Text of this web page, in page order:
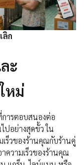
ลิก
ะ
หม่
ารตอบสนองต่อ
ปอย่างสุดขั้ว ใน
ร็วของร้านคุณกับร้านคู่
ความเร็วของร้านคุณ